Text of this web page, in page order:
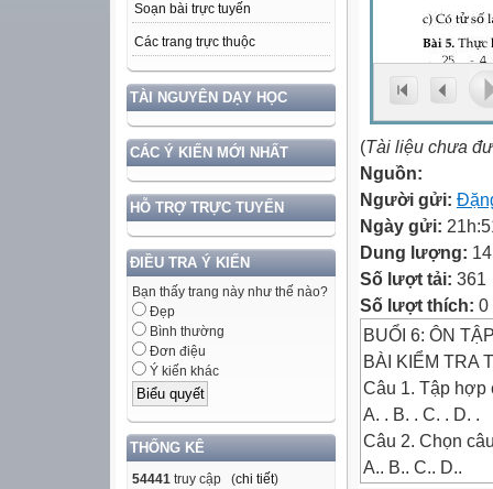
Soạn bài trực tuyến
Các trang trực thuộc
TÀI NGUYÊN DẠY HỌC
CÁC Ý KIẾN MỚI NHẤT
HỖ TRỢ TRỰC TUYẾN
ĐIỀU TRA Ý KIẾN
Bạn thấy trang này như thế nào?
Đẹp
Bình thường
Đơn điệu
Ý kiến khác
THỐNG KÊ
54441 truy cập (chi tiết)
(Tài liệu chưa
Nguồn:
Người gửi:
Ngày gửi:
Dung lượng:
Số lượt tải: 361
Số lượt thích: 0
BUỔI 6: ÔN
BÀI KIỂM TRA
Câu 1. Tập hợp
A. . B. . C. . D. .
Câu 2. Chọn
A.. B.. C.. D..